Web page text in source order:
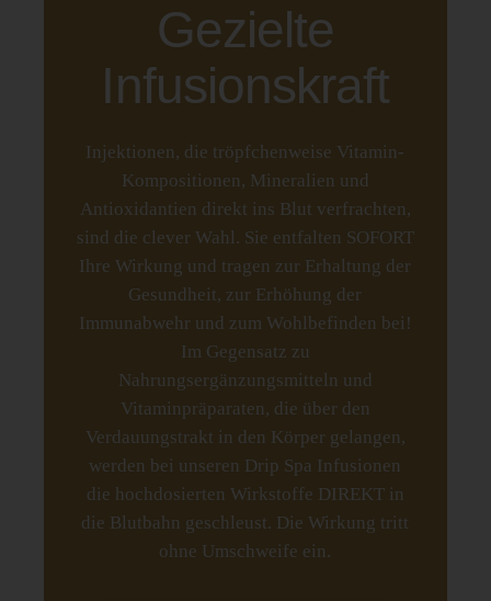
Gezielte
Infusionskraft
Injektionen, die tröpfchenweise Vitamin-
Kompositionen, Mineralien und
Antioxidantien direkt ins Blut verfrachten,
sind die clever Wahl. Sie entfalten SOFORT
Ihre Wirkung und tragen zur Erhaltung der
Gesundheit, zur Erhöhung der
Immunabwehr und zum Wohlbefinden bei!
Im Gegensatz zu
Nahrungsergänzungsmitteln und
Vitaminpräparaten, die über den
Verdauungstrakt in den Körper gelangen,
werden bei unseren Drip Spa Infusionen
die hochdosierten Wirkstoffe DIREKT in
die Blutbahn geschleust. Die Wirkung tritt
ohne Umschweife ein.